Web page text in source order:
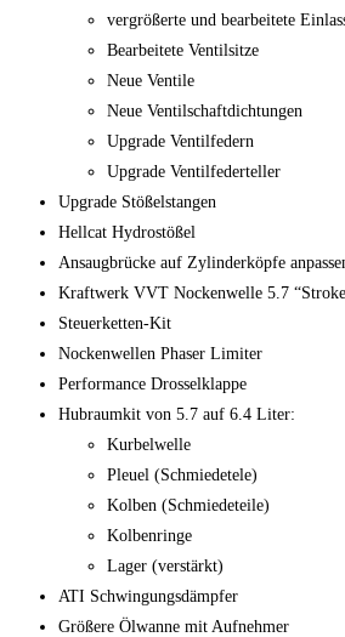
vergrößerte und bearbeitete
Bearbeitete Ventilsitze
Neue Ventile
Neue Ventilschaftdichtungen
Upgrade Ventilfedern
Upgrade Ventilfederteller
Upgrade Stößelstangen
Hellcat Hydrostößel
Ansaugbrücke auf Zylinderköpfe
Kraftwerk VVT Nockenwelle 5.7
Steuerketten-Kit
Nockenwellen Phaser Limiter
Performance Drosselklappe
Hubraumkit von 5.7 auf 6.4 Liter:
Kurbelwelle
Pleuel (Schmiedetele)
Kolben (Schmiedeteile)
Kolbenringe
Lager (verstärkt)
ATI Schwingungsdämpfer
Größere Ölwanne mit Aufnehmer